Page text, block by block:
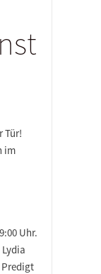
Tür!
im
Uhr.
Lydia
Predigt